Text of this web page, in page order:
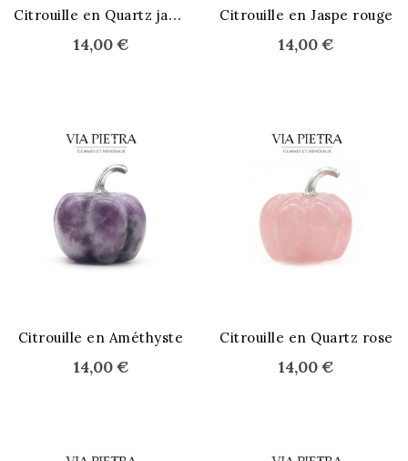
C
itrouille en Quartz jaune
14,00 €
Citrouille en Jaspe rouge
14,00 €
Citrouille en Améthyste
14,00 €
Citrouille en Quartz rose
14,00 €